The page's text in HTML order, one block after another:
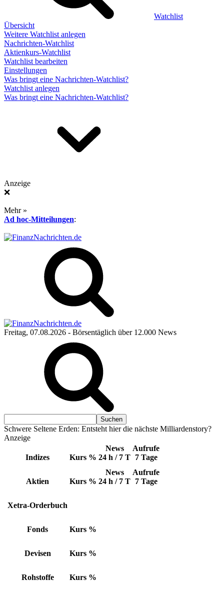
Watchlist
Übersicht
Weitere Watchlist anlegen
Nachrichten-Watchlist
Aktienkurs-Watchlist
Watchlist bearbeiten
Einstellungen
Was bringt eine Nachrichten-Watchlist?
Watchlist anlegen
Was bringt eine Nachrichten-Watchlist?
Anzeige
❌
Mehr »
Ad hoc-Mitteilungen:
Freitag, 07.08.2026 - Börsentäglich über 12.000 News
Schwere Seltene Erden: Entsteht hier die nächste Milliardenstory?
Anzeige
Indizes Kurs %
News
24 h / 7 T
Aufrufe
7 Tage
Aktien Kurs %
News
24 h / 7 T
Aufrufe
7 Tage
Xetra-Orderbuch
Fonds Kurs %
Devisen Kurs %
Rohstoffe Kurs %